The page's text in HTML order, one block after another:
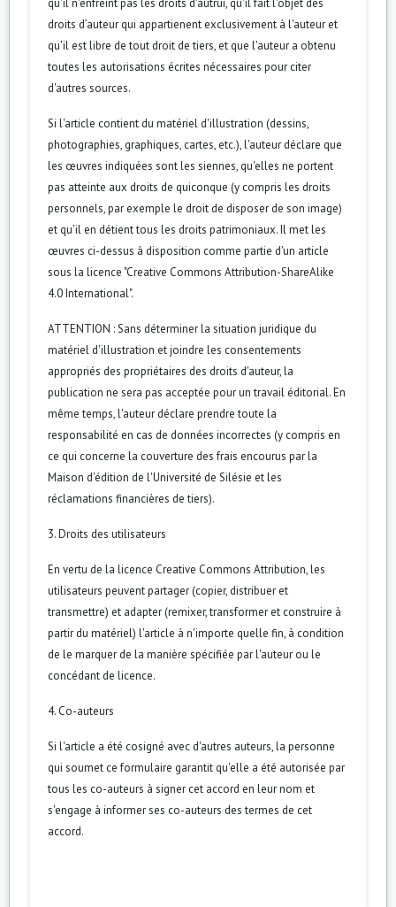
droits d’auteur qui appartienent exclusivement à l'auteur et
qu'il est libre de tout droit de tiers, et que l'auteur a obtenu
toutes les autorisations écrites nécessaires pour citer
d'autres sources.
Si l'article contient du matériel d'illustration (dessins,
photographies, graphiques, cartes, etc.), l'auteur déclare que
les œuvres indiquées sont les siennes, qu'elles ne portent
pas atteinte aux droits de quiconque (y compris les droits
personnels, par exemple le droit de disposer de son image)
et qu'il en détient tous les droits patrimoniaux. Il met les
œuvres ci-dessus à disposition comme partie d'un article
sous la licence "Creative Commons Attribution-ShareAlike
4.0 International".
ATTENTION : Sans déterminer la situation juridique du
matériel d'illustration et joindre les consentements
appropriés des propriétaires des droits d'auteur, la
publication ne sera pas acceptée pour un travail éditorial. En
même temps, l'auteur déclare prendre toute la
responsabilité en cas de données incorrectes (y compris en
ce qui concerne la couverture des frais encourus par la
Maison d'édition de l'Université de Silésie et les
réclamations financières de tiers).
3. Droits des utilisateurs
En vertu de la licence Creative Commons Attribution, les
utilisateurs peuvent partager (copier, distribuer et
transmettre) et adapter (remixer, transformer et construire à
partir du matériel) l'article à n'importe quelle fin, à condition
de le marquer de la manière spécifiée par l'auteur ou le
concédant de licence.
4. Co-auteurs
Si l'article a été cosigné avec d'autres auteurs, la personne
qui soumet ce formulaire garantit qu'elle a été autorisée par
tous les co-auteurs à signer cet accord en leur nom et
s'engage à informer ses co-auteurs des termes de cet
accord.